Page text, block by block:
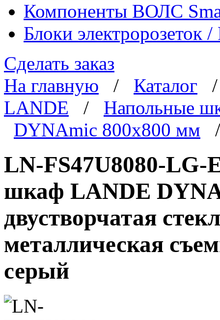
Компоненты ВОЛС
Блоки электророзеток
Сделать заказ
На главную / Каталог
LANDE / Напольные
DYNAmic 800x800 мм
LN-FS47U8080-
шкаф LANDE
двустворчатая
металлическая
серый